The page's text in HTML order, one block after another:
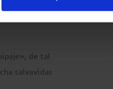
primordial sea
de tal
salvavidas